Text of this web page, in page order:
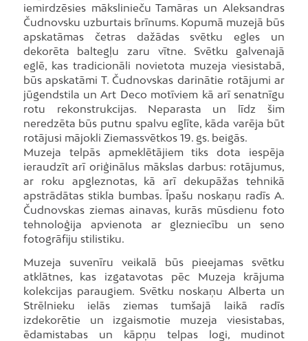
iemirdzēsies mākslinieču Tamāras un Aleksandras
Čudnovsku uzburtais brīnums. Kopumā muzejā būs
apskatāmas četras dažādas svētku egles un
dekorēta baltegļu zaru vītne. Svētku galvenajā
eglē, kas tradicionāli novietota muzeja viesistabā,
būs apskatāmi T. Čudnovskas darinātie rotājumi ar
jūgendstila un Art Deco motīviem kā arī senatnīgu
rotu rekonstrukcijas. Neparasta un līdz šim
neredzēta būs putnu spalvu eglīte, kāda varēja būt
rotājusi mājokli Ziemassvētkos 19. gs. beigās.
Muzeja telpās apmeklētājiem tiks dota iespēja
ieraudzīt arī oriģinālus mākslas darbus: rotājumus,
ar roku apgleznotas, kā arī dekupāžas tehnikā
apstrādātas stikla bumbas. Īpašu noskaņu radīs A.
Čudnovskas ziemas ainavas, kurās mūsdienu foto
tehnoloģija apvienota ar glezniecību un seno
fotogrāfiju stilistiku.
Muzeja suvenīru veikalā būs pieejamas svētku
atklātnes, kas izgatavotas pēc Muzeja krājuma
kolekcijas paraugiem. Svētku noskaņu Alberta un
Strēlnieku ielās ziemas tumšajā laikā radīs
izdekorētie un izgaismotie muzeja viesistabas,
ēdamistabas un kāpņu telpas logi, mudinot